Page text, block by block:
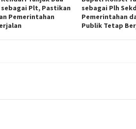
Plt, Pastikan
Pemerintahan
sebagai Plh
Pemerintahan
Publik Tetap